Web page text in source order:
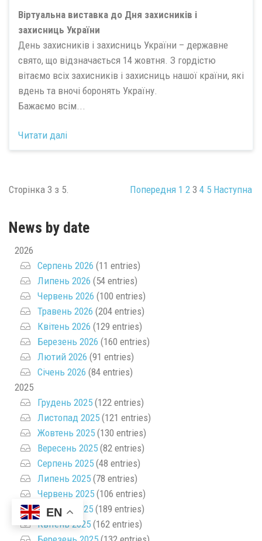
Віртуальна виставка до Дня захисників і
захисниць України
День захисників і захисниць України – державне
свято, що відзначається 14 жовтня. З гордістю
вітаємо всіх захисників і захисниць нашої країни, які
вдень та вночі боронять Україну.
Бажаємо всім...
Читати далі
Сторінка 3 з 5. Попередня 1 2 3 4 5 Наступна
News by date
2026
Серпень 2026 (11 entries)
Липень 2026 (54 entries)
Червень 2026 (100 entries)
Травень 2026 (204 entries)
Квітень 2026 (129 entries)
Березень 2026 (160 entries)
Лютий 2026 (91 entries)
Січень 2026 (84 entries)
2025
Грудень 2025 (122 entries)
Листопад 2025 (121 entries)
Жовтень 2025 (130 entries)
Вересень 2025 (82 entries)
Серпень 2025 (48 entries)
Липень 2025 (78 entries)
Червень 2025 (106 entries)
Травень 2025 (189 entries)
Квітень 2025 (162 entries)
EN